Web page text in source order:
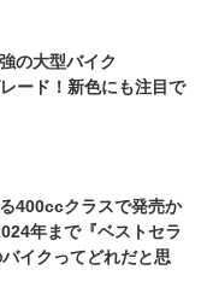
の大型バイク
ード！新色にも注目で
400ccクラスで発売か
年まで『ベストセラ
イクってどれだと思